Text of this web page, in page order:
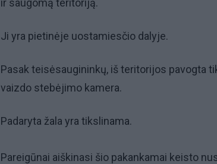
ir saugomą teritoriją.
Ji yra pietinėje uostamiesčio dalyje.
Pasak teisėsaugininkų, iš teritorijos pavogta
vaizdo stebėjimo kamera.
Padaryta žala yra tikslinama.
Pareigūnai aiškinasi šio pakankamai keisto